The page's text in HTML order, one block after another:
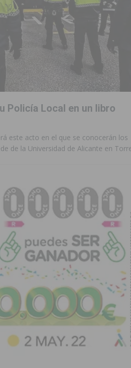
TORREVIEJA
2026
ROJALES
de la Salud y San Miguel
ganadero de la CV
Biodiversidad
de Alicante en Las Colinas
Policía Local en un libro
este acto en el que se conocerán los
de la Universidad de Alicante en